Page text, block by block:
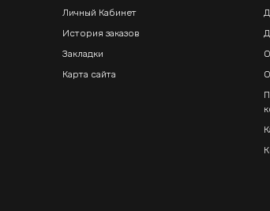
Личный Кабинет
История заказов
Закладки
Карта сайта